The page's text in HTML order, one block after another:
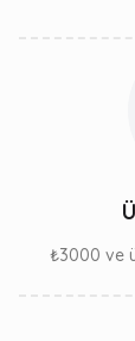
₺3000 ve